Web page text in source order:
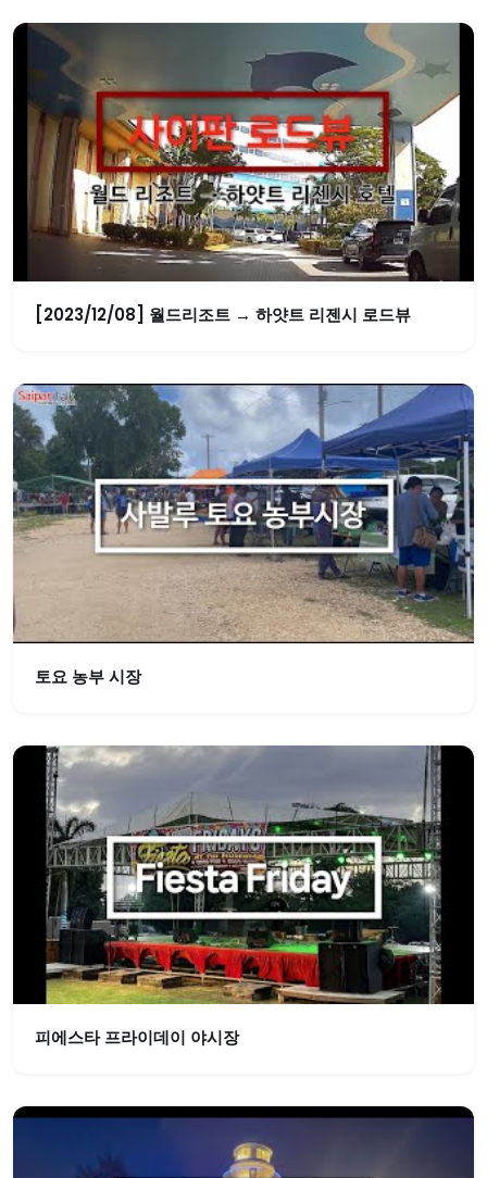
[2023/12/08] 월드리조트 → 하얏트 리젠시 로드뷰
토요 농부 시장
피에스타 프라이데이 야시장